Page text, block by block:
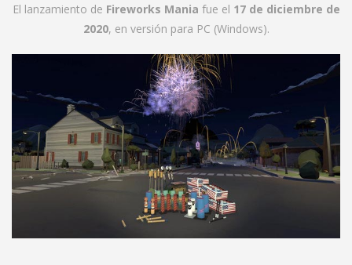
El lanzamiento de Fireworks Mania fue el 17 de diciembre de
2020, en versión para PC (Windows).